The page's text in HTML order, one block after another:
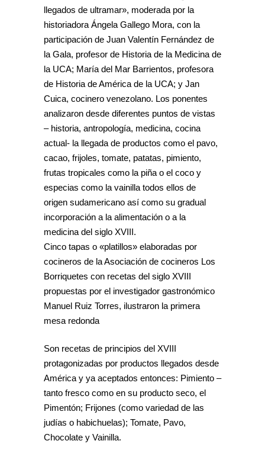
llegados de ultramar», moderada por la
historiadora Ángela Gallego Mora, con la
participación de Juan Valentín Fernández de
la Gala, profesor de Historia de la Medicina de
la UCA; María del Mar Barrientos, profesora
de Historia de América de la UCA; y Jan
Cuica, cocinero venezolano. Los ponentes
analizaron desde diferentes puntos de vistas
– historia, antropología, medicina, cocina
actual- la llegada de productos como el pavo,
cacao, frijoles, tomate, patatas, pimiento,
frutas tropicales como la piña o el coco y
especias como la vainilla todos ellos de
origen sudamericano así como su gradual
incorporación a la alimentación o a la
medicina del siglo XVIII.
Cinco tapas o «platillos» elaboradas por
cocineros de la Asociación de cocineros Los
Borriquetes con recetas del siglo XVIII
propuestas por el investigador gastronómico
Manuel Ruiz Torres, ilustraron la primera
mesa redonda
Son recetas de principios del XVIII
protagonizadas por productos llegados desde
América y ya aceptados entonces: Pimiento –
tanto fresco como en su producto seco, el
Pimentón; Frijones (como variedad de las
judías o habichuelas); Tomate, Pavo,
Chocolate y Vainilla.